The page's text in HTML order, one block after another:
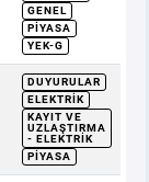
GENEL
PIYASA
YEK-G
DUYURULAR
ELEKTRIK
KAYIT VE
UZLAŞTIRMA
- ELEKTRIK
PIYASA